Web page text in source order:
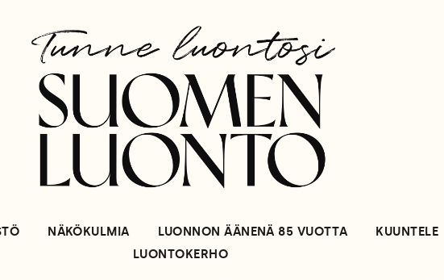
NÄKÖKULMIA LUONNON ÄÄNENÄ 85 VUOTTA KUUNTELE
LUONTOKERHO